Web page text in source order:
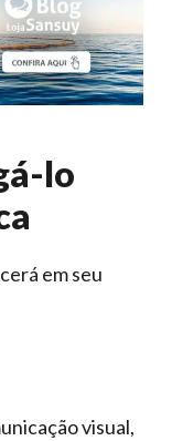
lo
em seu
visual,